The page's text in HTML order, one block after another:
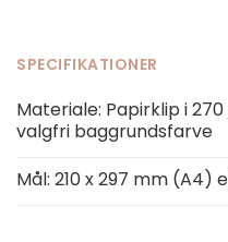
SPECIFIKATIONER
Materiale: Papirklip i
valgfri baggrundsfarve
Mål: 210 x 297 mm (A4)